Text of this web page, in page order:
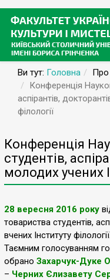
Ви тут: Головна Про
Конференція
аспірантів,
філології
Конференція
студентів,
молодих учених
28 вересня 2016 року
товариства студентів,
вчених Інституту філології.
Таємним голосуванням
обрано Захарчук-Дуке
– Черних Єлизавету